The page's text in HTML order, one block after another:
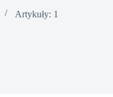
Artykuły: 1